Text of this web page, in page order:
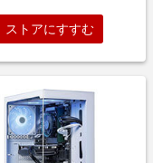
ストアにすすむ